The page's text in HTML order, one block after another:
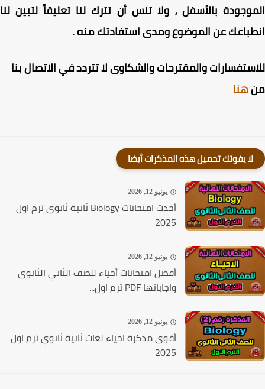
بالأسفل ، ولا تنس أن تترك لنا تعليقاً لتبين لنا
عن الموضوع ومدى استفادتك منه .
والمقترحات والشكاوى لا تتردد في الاتصال بنا
هنا
لا يفوتك تحميل هذه المذكرات أيضا
يونيو 12, 2026
أحدث امتحانات Biology ثانية ثانوى ترم اول
2025
يونيو 12, 2026
أفضل امتحانات أحياء للصف الثاني الثانوي
واجاباتها PDF ترم اول...
يونيو 12, 2026
أقوى مذكرة احياء لغات ثانية ثانوي ترم اول
2025